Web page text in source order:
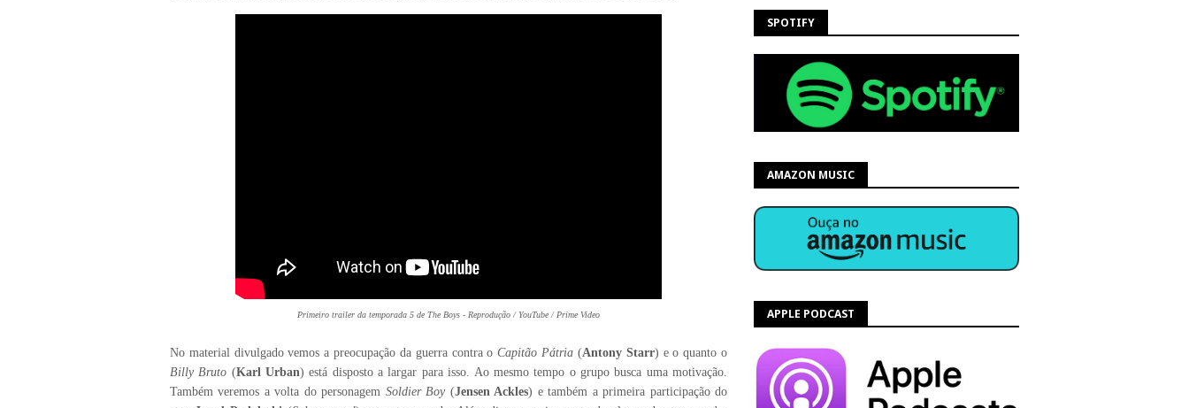
Primeiro trailer da temporada 5 de The Boys - Reprodução / YouTube / Prime Video
No material divulgado vemos a preocupação da guerra contra oCapitão Pátria (Antony Starr) e o quanto o
Billy Bruto (Karl Urban) está disposto a largar para isso. Ao mesmo tempo o grupo busca uma motivação.
Também veremos a volta do personagem Soldier Boy(Jensen Ackles) e também a primeira participação do
SPOTIFY
AMAZON MUSIC
APPLE PODCAST